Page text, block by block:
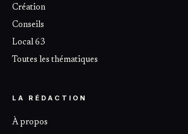
Création
Conseils
Local 63
Toutes les thématiques
LA RÉDACTION
À propos